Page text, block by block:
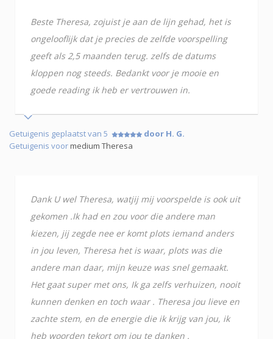
Beste Theresa, zojuist je aan de lijn gehad, het is
ongelooflijk dat je precies de zelfde voorspelling
geeft als 2,5 maanden terug. zelfs de datums
kloppen nog steeds. Bedankt voor je mooie en
goede reading ik heb er vertrouwen in.
Getuigenis geplaatst van 5
door H. G.
Getuigenis voormedium Theresa
Dank U wel Theresa, watjij mij voorspelde is ook uit
gekomen .Ik had en zou voor die andere man
kiezen, jij zegde nee er komt plots iemand anders
in jou leven, Theresa het is waar, plots was die
andere man daar, mijn keuze was snel gemaakt.
Het gaat super met ons, Ik ga zelfs verhuizen, nooit
kunnen denken en toch waar . Theresa jou lieve en
zachte stem, en de energie die ik krijg van jou, ik
heb woorden tekort om jou te danken .